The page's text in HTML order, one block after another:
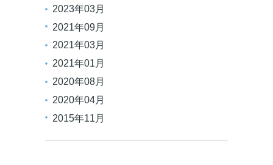
2023年03月
2021年09月
2021年03月
2021年01月
2020年08月
2020年04月
2015年11月